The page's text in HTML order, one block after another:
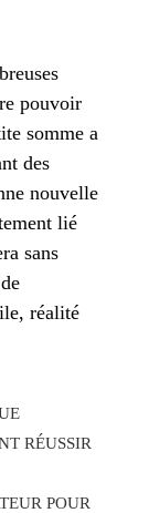
pouvoir
somme a
des
nouvelle
lié
sans
réalité
RÉUSSIR
POUR